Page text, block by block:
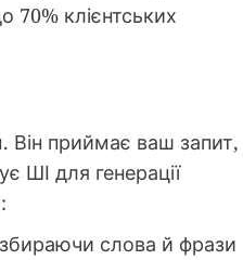
клієнтських
Він приймає ваш запит,
ШІ для генерації
слова й фрази